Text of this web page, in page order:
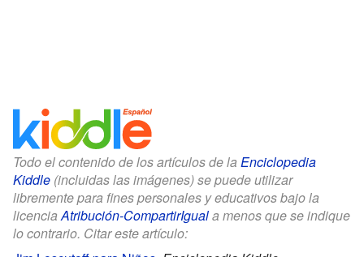
Todo el contenido de los artículos de la Enciclopedia
Kiddle (incluidas las imágenes) se puede utilizar
libremente para fines personales y educativos bajo la
licencia Atribución-CompartirIguala menos que se indique
lo contrario. Citar este artículo: